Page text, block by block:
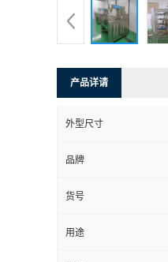
产品详请
外型尺寸
品牌
货号
用途